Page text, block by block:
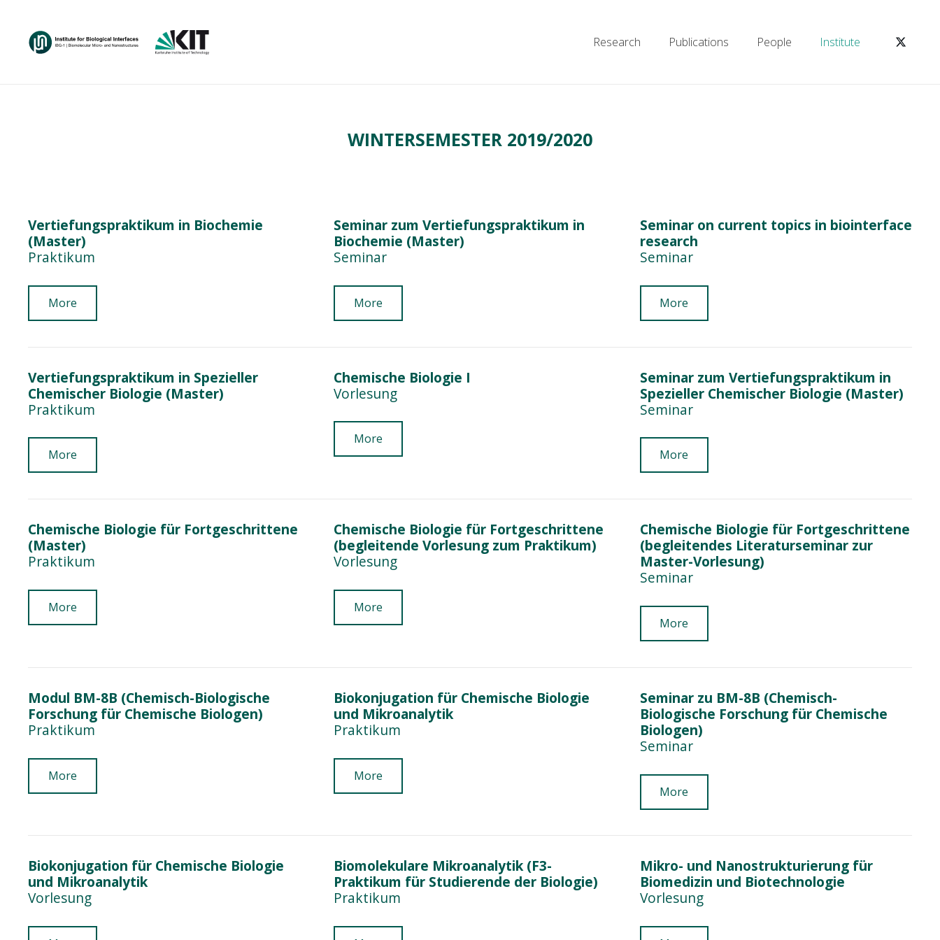
Research Publications People Institute
WINTERSEMESTER 2019/2020
Vertiefungspraktikum in Biochemie
(Master)
Praktikum
More
Seminar zum Vertiefungspraktikum in
Biochemie (Master)
Seminar
More
Seminar on current topics in biointerface
research
Seminar
More
Vertiefungspraktikum in Spezieller
Chemischer Biologie (Master)
Praktikum
More
Chemische Biologie I
Vorlesung
More
Seminar zum Vertiefungspraktikum in
Spezieller Chemischer Biologie (Master)
Seminar
More
Chemische Biologie für Fortgeschrittene
(Master)
Praktikum
More
Chemische Biologie für Fortgeschrittene
(begleitende Vorlesung zum Praktikum)
Vorlesung
More
Chemische Biologie für Fortgeschrittene
(begleitendes Literaturseminar zur
Master-Vorlesung)
Seminar
More
Modul BM-8B (Chemisch-Biologische
Forschung für Chemische Biologen)
Praktikum
More
Biokonjugation für Chemische Biologie
und Mikroanalytik
Praktikum
More
Seminar zu BM-8B (Chemisch-
Biologische Forschung für Chemische
Biologen)
Seminar
More
Biokonjugation für Chemische Biologie
und Mikroanalytik
Vorlesung
Biomolekulare Mikroanalytik (F3-
Praktikum für Studierende der Biologie)
Praktikum
Mikro- und Nanostrukturierung für
Biomedizin und Biotechnologie
Vorlesung